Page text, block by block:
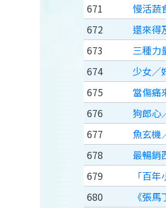
671
慢活蔬
672
還來得
673
三種力
674
少女／
675
當傷痛
676
狗郎心
677
魚玄機
678
最暢銷
679
「百
680
《張